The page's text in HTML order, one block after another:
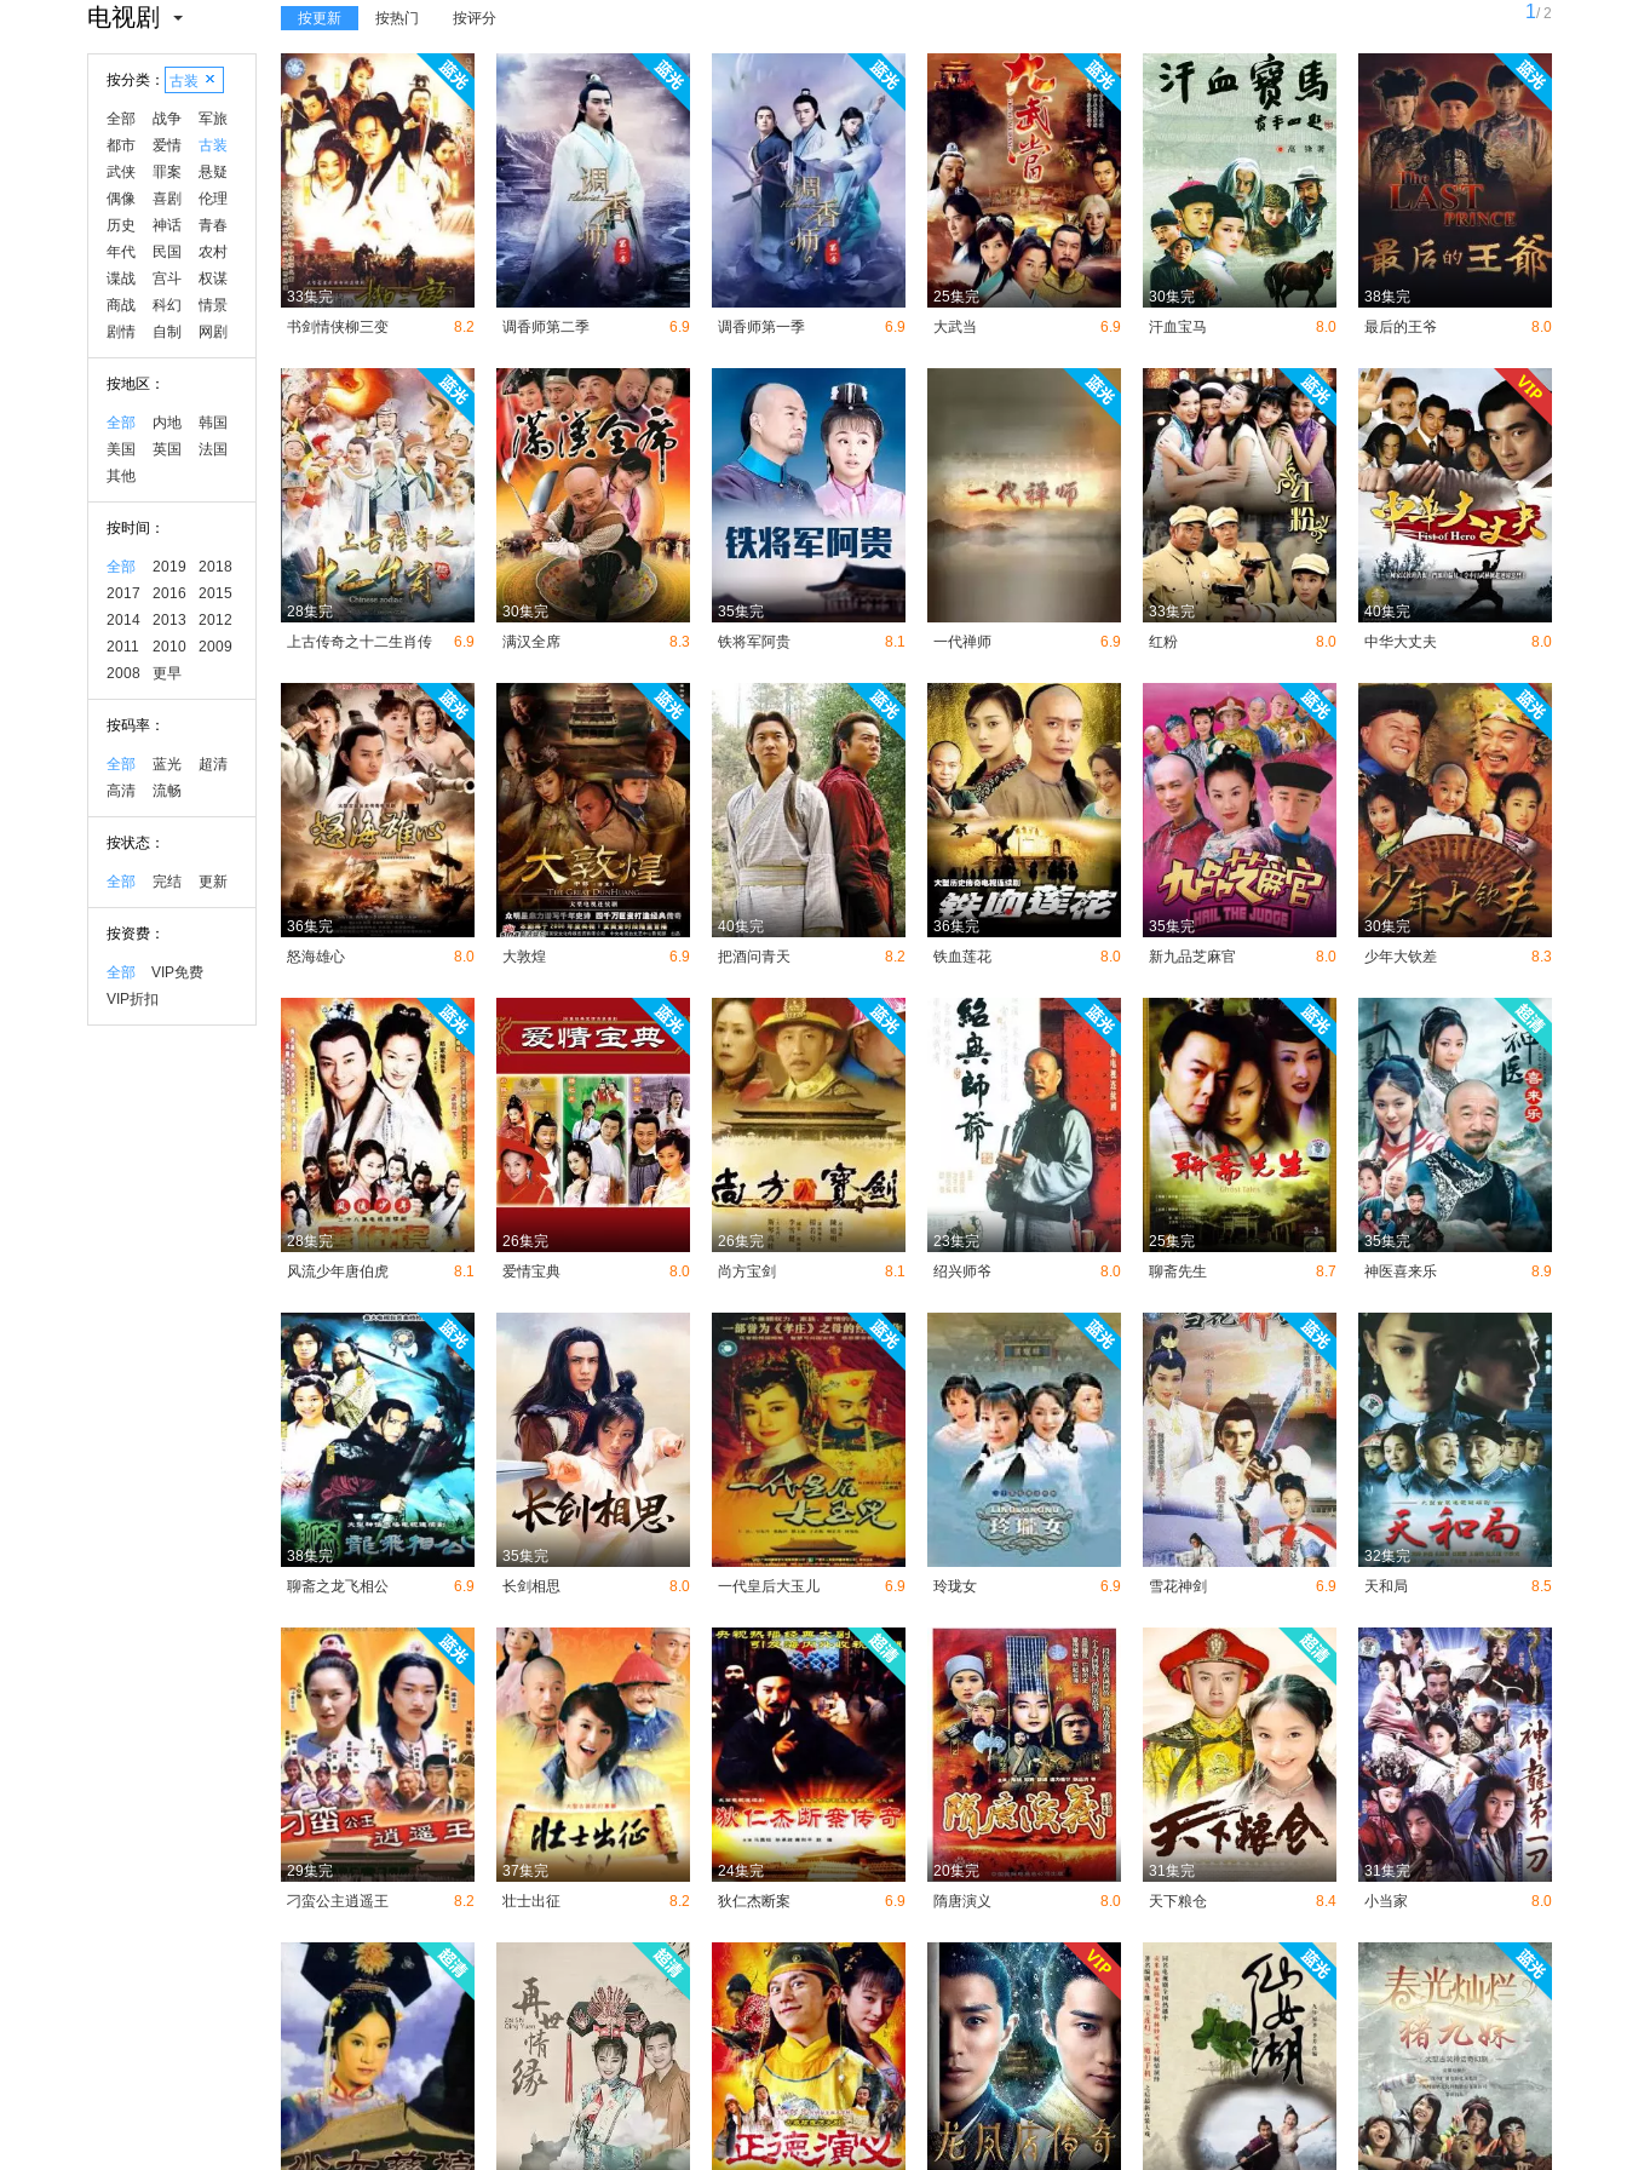
电视剧 按更新 按热门 按评分 1/ 2
按分类： 古装
全部 战争
军旅
都市
爱情
古装
武侠
罪案
悬疑
偶像
喜剧
伦理
历史
神话
青春
年代
民国
农村
谍战
宫斗
权谋
商战
科幻
情景
剧情
自制 网剧
按地区：
全部 内地
韩国
美国
英国
法国
其他
按时间：
全部 2019
2018
2017
2016
2015
2014
2013
2012
2011
2010
2009
2008
更早
按码率：
全部 蓝光
超清
高清
流畅
按状态：
全部 完结 更新
按资费：
全部
VIP免费
VIP折扣
33集完
书剑情侠柳三变
8.2 调香师第二季 6.9 调香师第一季 6.9
25集完
大武当
6.9
30集完
汗血宝马
8.0
38集完
最后的王爷
8.0
28集完
上古传奇之十二生肖传
6.9
30集完
满汉全席
8.3
35集完
铁将军阿贵
8.1 一代禅师 6.9
33集完
红粉
8.0
40集完
中华大丈夫
8.0
36集完
怒海雄心
8.0 大敦煌 6.9
40集完
把酒问青天
8.2
36集完
铁血莲花
8.0
35集完
新九品芝麻官
8.0
30集完
少年大钦差
8.3
28集完
风流少年唐伯虎
8.1
26集完
爱情宝典
8.0
26集完
尚方宝剑
8.1
23集完
绍兴师爷
8.0
25集完
聊斋先生
8.7
35集完
神医喜来乐
8.9
38集完
聊斋之龙飞相公
6.9
35集完
长剑相思
8.0 一代皇后大玉儿 6.9 玲珑女 6.9 雪花神剑 6.9
32集完
天和局
8.5
29集完
刁蛮公主逍遥王
8.2
37集完
壮士出征
8.2
24集完
狄仁杰断案
6.9
20集完
隋唐演义
8.0
31集完
天下粮仓
8.4
31集完
小当家
8.0